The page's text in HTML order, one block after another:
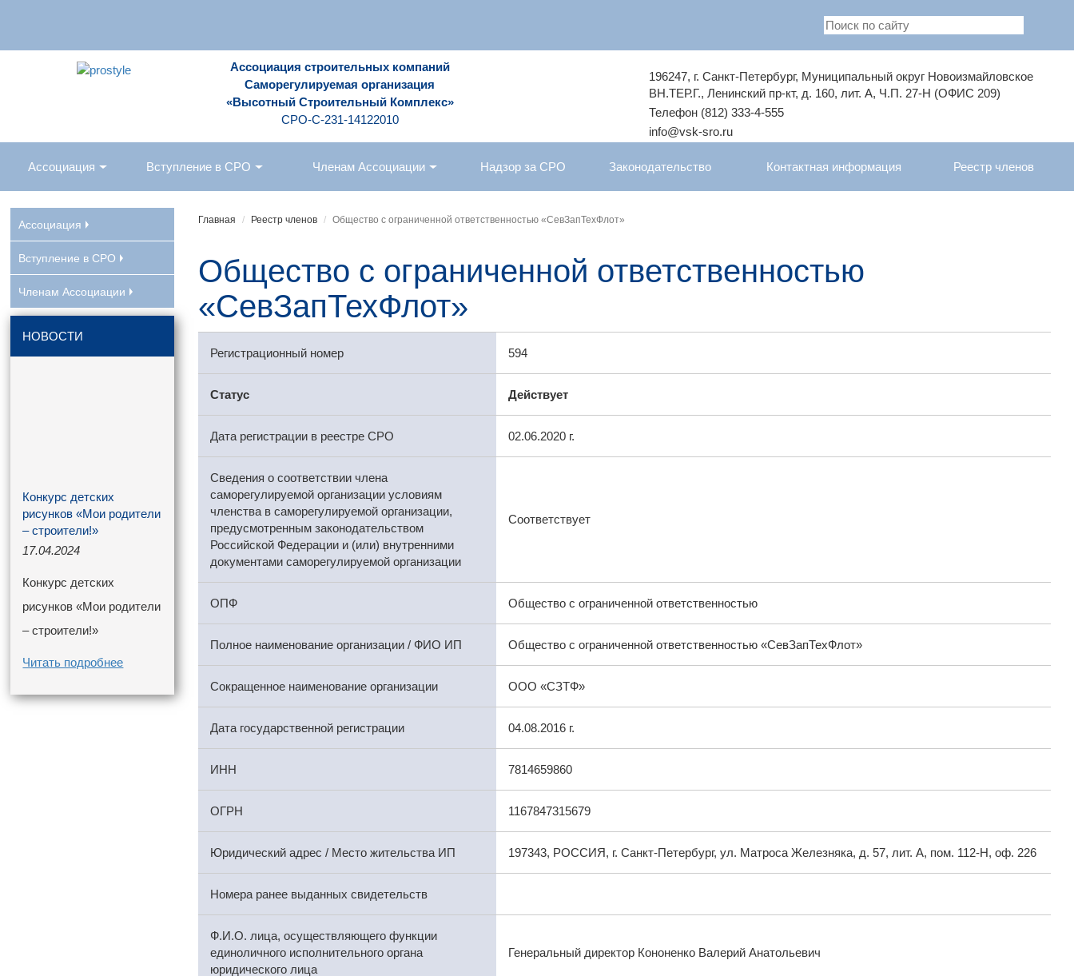
Ассоциация строительных компаний
Саморегулируемая организация
«Высотный Строительный Комплекс»
СРО-С-231-14122010
196247, г. Санкт-Петербург, Муниципальный округ Новоизмайловское
ВН.ТЕР.Г., Ленинский пр-кт, д. 160, лит. А, Ч.П. 27-Н (ОФИС 209)
Телефон (812) 333-4-555
info@vsk-sro.ru
Ассоциация Вступление в СРО Членам Ассоциации Надзор за СРО Законодательство Контактная информация Реестр членов
Ассоциация
Вступление в СРО
Членам Ассоциации
НОВОСТИ
Конкурс детских
рисунков «Мои родители
– строители!»
17.04.2024
Конкурс детских
рисунков «Мои родители
– строители!»
Читать подробнее
Главная Реестр членов Общество с ограниченной ответственностью «СевЗапТехФлот»
Общество с ограниченной ответственностью
«СевЗапТехФлот»
Регистрационный номер 594
Статус Действует
Дата регистрации в реестре СРО 02.06.2020 г.
Сведения о соответствии члена
саморегулируемой организации условиям
членства в саморегулируемой организации,
предусмотренным законодательством
Российской Федерации и (или) внутренними
документами саморегулируемой организации
Соответствует
ОПФ Общество с ограниченной ответственностью
Полное наименование организации / ФИО ИП Общество с ограниченной ответственностью «СевЗапТехФлот»
Сокращенное наименование организации ООО «СЗТФ»
Дата государственной регистрации 04.08.2016 г.
ИНН 7814659860
ОГРН 1167847315679
Юридический адрес / Место жительства ИП 197343, РОССИЯ, г. Санкт-Петербург, ул. Матроса Железняка, д. 57, лит. А, пом. 112-Н, оф. 226
Номера ранее выданных свидетельств
Ф.И.О. лица, осуществляющего функции
единоличного исполнительного органа
юридического лица
Генеральный директор Кононенко Валерий Анатольевич